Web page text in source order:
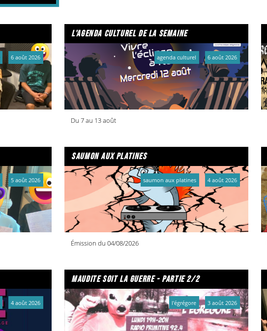
6 août 2026
l'agenda culturel de la semaine
Du 7 au 13 août
agenda culturel 6 août 2026
5 août 2026
saumon aux platines
Émission du 04/08/2026
saumon aux platines 4 août 2026
4 août 2026
maudite soit la guerre - partie 2/2
l'égrégore 3 août 2026